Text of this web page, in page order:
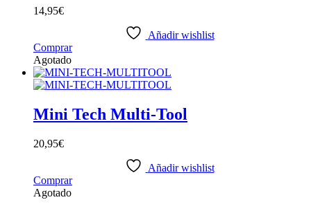
14,95€
Añadir wishlist
Comprar
Agotado
Mini Tech Multi-Tool
20,95€
Añadir wishlist
Comprar
Agotado